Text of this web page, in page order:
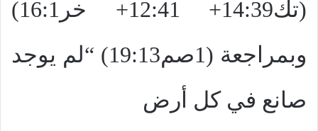
(تك14:39+ 12:41+ خر16:1)
وبمراجعة (1صم19:13) “لم يوجد
صانع في كل أرض